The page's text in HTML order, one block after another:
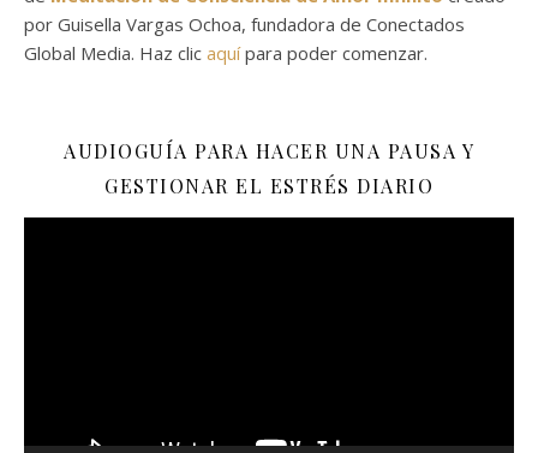
por Guisella Vargas Ochoa, fundadora de Conectados
Global Media. Haz clic aquípara poder comenzar.
AUDIOGUÍA PARA HACER UNA PAUSA Y
GESTIONAR EL ESTRÉS DIARIO